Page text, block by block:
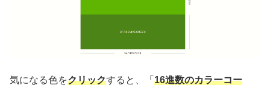
気になる色をクリックすると、「 16進数のカラーコー